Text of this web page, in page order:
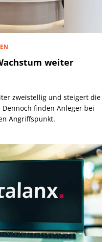
weiter
zweistellig und steigert die
finden Anleger bei
Angriffspunkt.